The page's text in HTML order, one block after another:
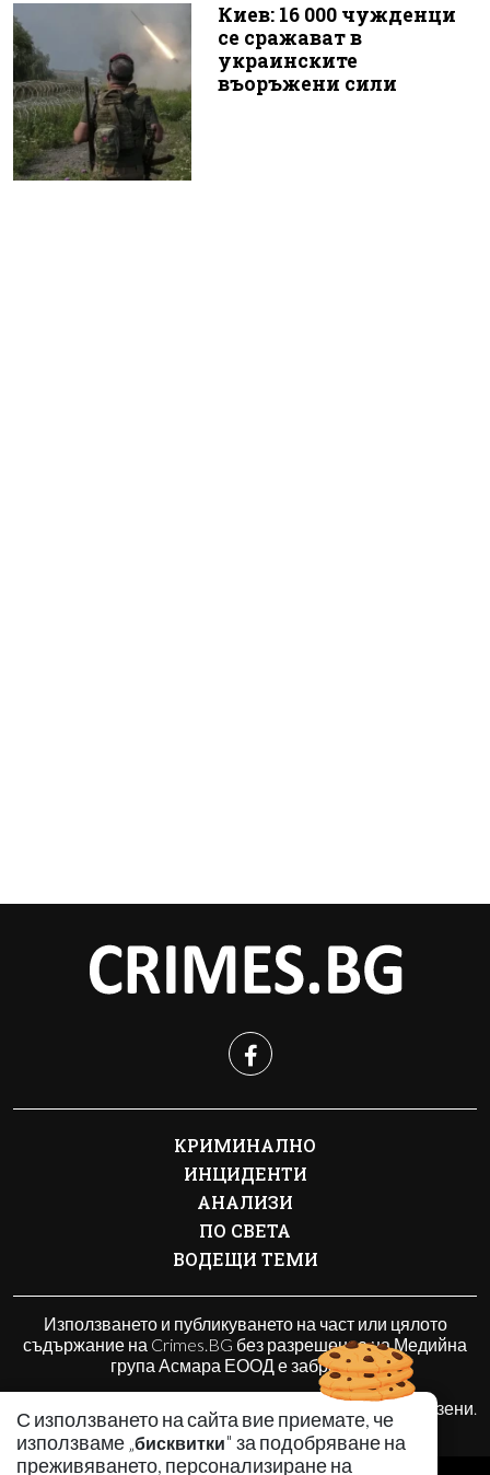
Киев: 16 000 чужденци
се сражават в
украинските
въоръжени сили
С използването на сайта вие приемате, че
използваме „бисквитки" за подобряване на
преживяването, персонализиране на
КРИМИНАЛНО
ИНЦИДЕНТИ
АНАЛИЗИ
ПО СВЕТА
ВОДЕЩИ ТЕМИ
Използването и публикуването на част или цялото
съдържание на Crimes.BG без разрешение на Медийна
група Асмара ЕООД е забранено.
© 2010 - 2026 | Crimes.BG. Всички права запазени.